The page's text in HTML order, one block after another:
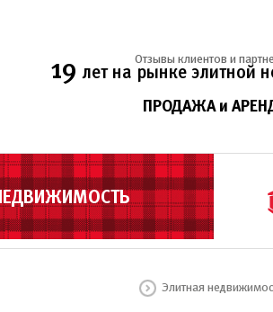
19 лет на рынке элитной
Отзывы клиентов и
ПРОДАЖА и
Элитная